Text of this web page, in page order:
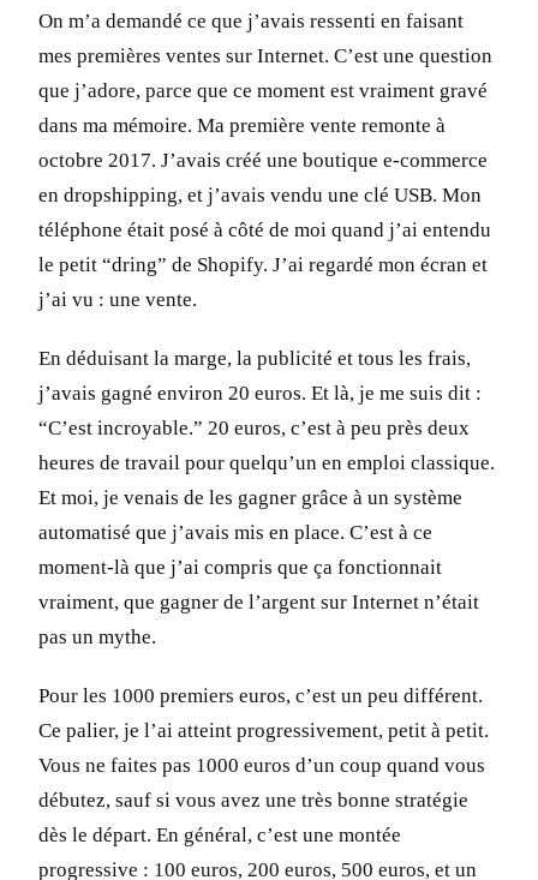
On m’a demandé ce que j’avais ressenti en faisant
mes premières ventes sur Internet. C’est une question
que j’adore, parce que ce moment est vraiment gravé
dans ma mémoire. Ma première vente remonte à
octobre 2017. J’avais créé une boutique e-commerce
en dropshipping, et j’avais vendu une clé USB. Mon
téléphone était posé à côté de moi quand j’ai entendu
le petit “dring” de Shopify. J’ai regardé mon écran et
j’ai vu : une vente.
En déduisant la marge, la publicité et tous les frais,
j’avais gagné environ 20 euros. Et là, je me suis dit :
“C’est incroyable.” 20 euros, c’est à peu près deux
heures de travail pour quelqu’un en emploi classique.
Et moi, je venais de les gagner grâce à un système
automatisé que j’avais mis en place. C’est à ce
moment-là que j’ai compris que ça fonctionnait
vraiment, que gagner de l’argent sur Internet n’était
pas un mythe.
Pour les 1000 premiers euros, c’est un peu différent.
Ce palier, je l’ai atteint progressivement, petit à petit.
Vous ne faites pas 1000 euros d’un coup quand vous
débutez, sauf si vous avez une très bonne stratégie
dès le départ. En général, c’est une montée
progressive : 100 euros, 200 euros, 500 euros, et un